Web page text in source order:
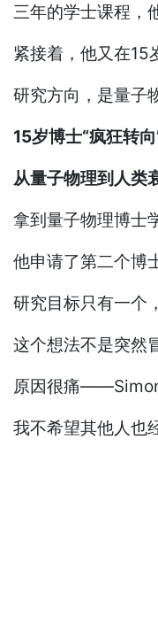
三年的学士课程，
紧接着，他又在15
研究方向，是量子
15岁博士“疯狂转向
从量子物理到人类
拿到量子物理博士
他申请了第二个博
研究目标只有一个
这个想法不是突然
原因很痛
我不希望其他人也